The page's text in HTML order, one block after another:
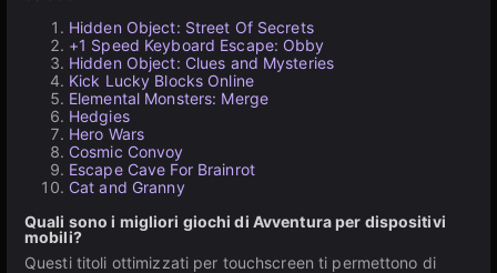
Hidden Object: Street Of Secrets
+1 Speed Keyboard Escape: Obby
Hidden Object: Clues and Mysteries
Kick Lucky Blocks Online
Elemental Monsters: Merge
Hedgies
Hero Wars
Cosmic Convoy
Escape Cave For Brainrot
Cat and Granny
Quali sono i migliori giochi di Avventura per dispositivi
mobili?
Questi titoli ottimizzati per touchscreen ti permettono di